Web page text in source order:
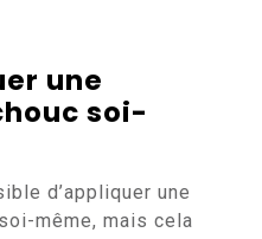
une
soi-
d’appliquer une
même, mais cela